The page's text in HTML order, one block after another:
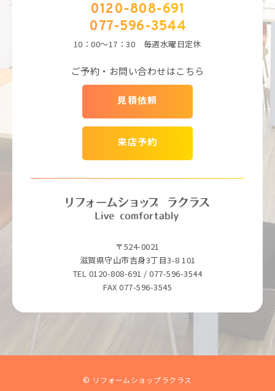
0120-808-691
077-596-3544
10：00～17：30 毎週水曜日定休
ご予約・お問い合わせはこちら
見積依頼
来店予約
〒524-0021
滋賀県守山市吉身3丁目3-8 101
TEL 0120-808-691 / 077-596-3544
FAX 077-596-3545
© リフォームショップラクラス